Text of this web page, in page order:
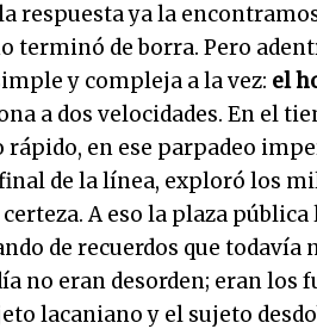
respuesta ya la
terminó de borra. Pero
y compleja a la vez: el
a dos velocidades. En el
en ese parpadeo
de la línea, exploró los
A eso la plaza
de recuerdos que todavía
no eran desorden; eran los
lacaniano y el sujeto